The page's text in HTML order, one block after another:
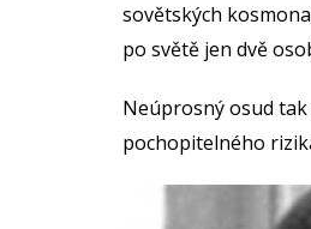
sovětských
po světě jen dvě
Neúprosný osud
pochopitelného